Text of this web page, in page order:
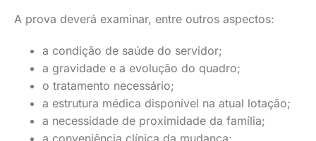
A prova deverá examinar, entre outros aspectos:
a condição de saúde do servidor;
a gravidade e a evolução do quadro;
o tratamento necessário;
a estrutura médica disponível na atual lotação;
a necessidade de proximidade da família;